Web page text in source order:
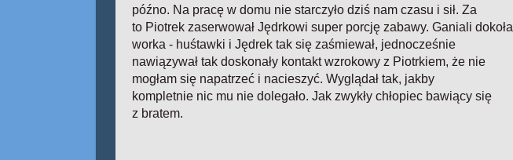
późno. Na pracę w domu nie starczyło dziś nam czasu i sił. Za
to Piotrek zaserwował Jędrkowi super porcję zabawy. Ganiali dokoła
worka - huśtawki i Jędrek tak się zaśmiewał, jednocześnie
nawiązywał tak doskonały kontakt wzrokowy z Piotrkiem, że nie
mogłam się napatrzeć i nacieszyć. Wyglądał tak, jakby
kompletnie nic mu nie dolegało. Jak zwykły chłopiec bawiący się
z bratem.